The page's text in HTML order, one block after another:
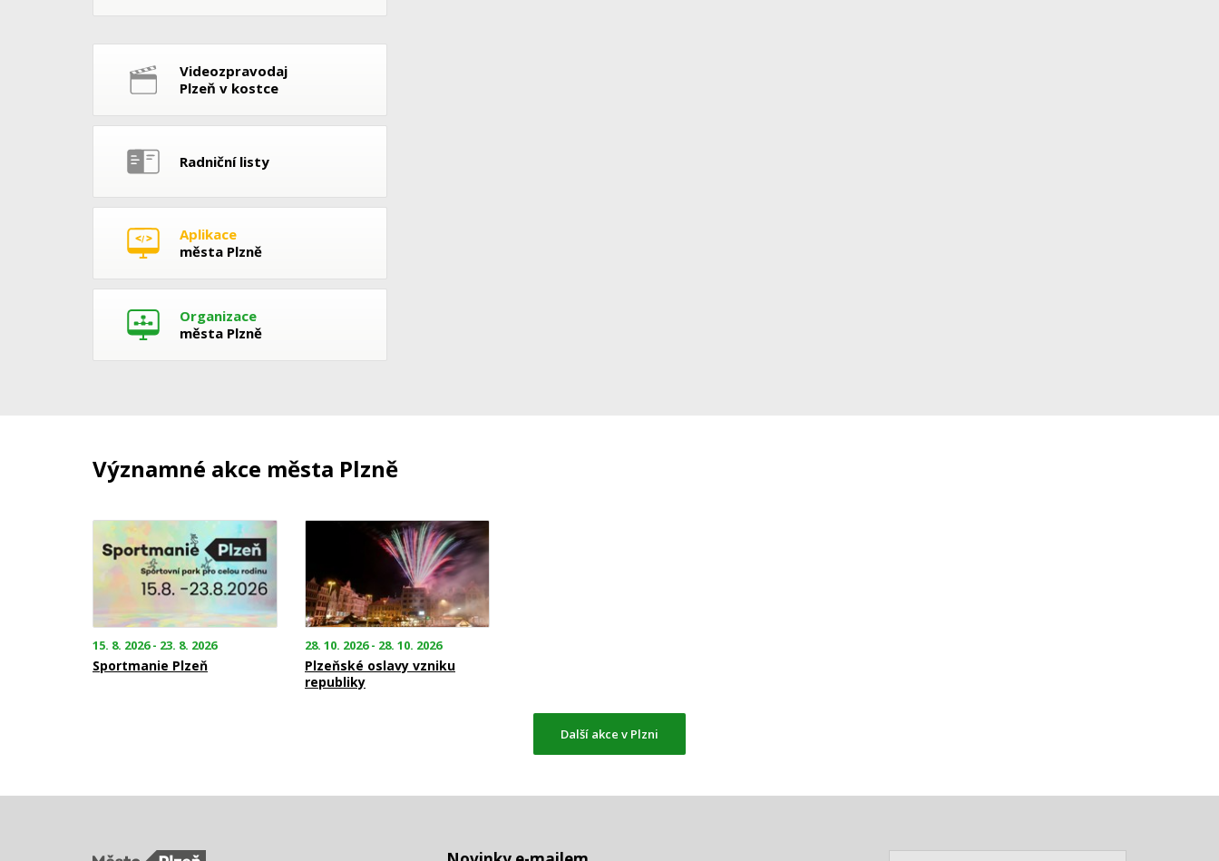
Videozpravodaj
Plzeň v kostce
Radniční listy
Aplikace
města Plzně
Organizace
města Plzně
Významné akce města Plzně
15. 8. 2026 - 23. 8. 2026
Sportmanie Plzeň
28. 10. 2026 - 28. 10. 2026
Plzeňské oslavy vzniku
republiky
Další akce v Plzni